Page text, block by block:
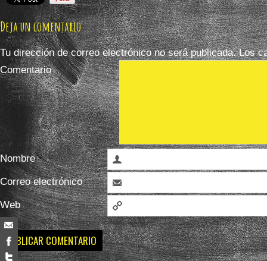
Deja un comentario
Tu dirección de correo electrónico no será publicada.Los
Comentario
Nombre
Correo electrónico
Web